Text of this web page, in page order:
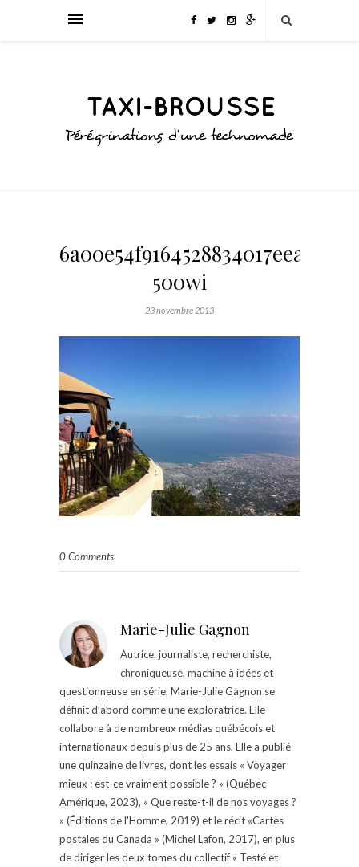
500wi
23 novembre 2013
0 Comments
Marie-Julie Gagnon
Autrice, journaliste, recherchiste,
chroniqueuse, machine à idées et
questionneuse en série, Marie-Julie Gagnon se
définit d’abord comme une exploratrice. Elle
collabore à de nombreux médias québécois et
internationaux depuis plus de 25 ans. Elle a publié
une quinzaine de livres, dont les essais « Voyager
mieux : est-ce vraiment possible ? » (Québec
Amérique, 2023), « Que reste-t-il de nos voyages ?
» (Éditions de l'Homme, 2019) et le récit «Cartes
postales du Canada » (Michel Lafon, 2017), en plus
de diriger les deux tomes du collectif « Testé et